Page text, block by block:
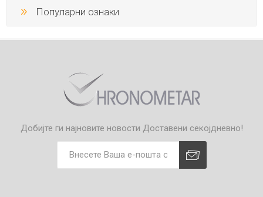
Популарни ознаки
Добијте ги најновите новости Доставени секојдневно!